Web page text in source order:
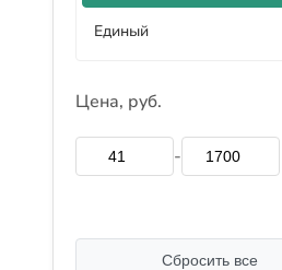
Единый
Цена, руб.
-
Сбросить все